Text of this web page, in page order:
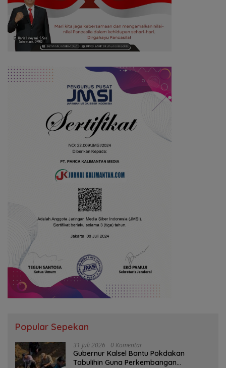
Popular Sepekan
31 Juli 2026 0 Komentar
Gubernur Kalsel Bantu Pokdakan
Tabulihin Guna Perkembangan